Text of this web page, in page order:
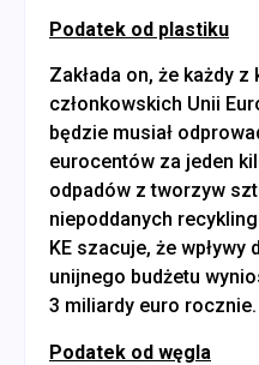
Podatek od plastiku
Zakłada on, że każdy z
członkowskich Unii
będzie musiał
eurocentów za jeden
odpadów z tworzyw
niepoddanych
KE szacuje, że wpływy
unijnego budżetu
3 miliardy euro rocznie.
Podatek od węgla